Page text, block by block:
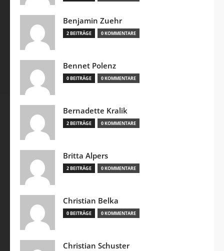
Benjamin Zuehr
2 BEITRÄGE 0 KOMMENTARE
Bennet Polenz
0 BEITRÄGE 0 KOMMENTARE
Bernadette Kralik
2 BEITRÄGE 0 KOMMENTARE
Britta Alpers
2 BEITRÄGE 0 KOMMENTARE
Christian Belka
0 BEITRÄGE 0 KOMMENTARE
Christian Schuster